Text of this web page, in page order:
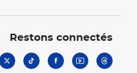
Restons connectés